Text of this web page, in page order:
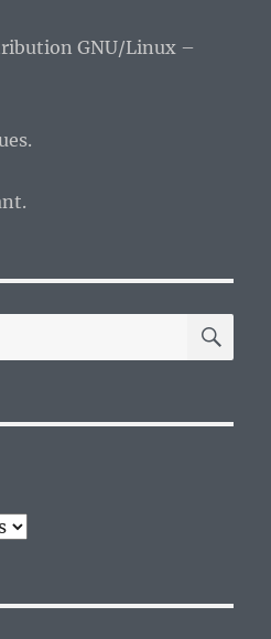
la
GNU/Linux –